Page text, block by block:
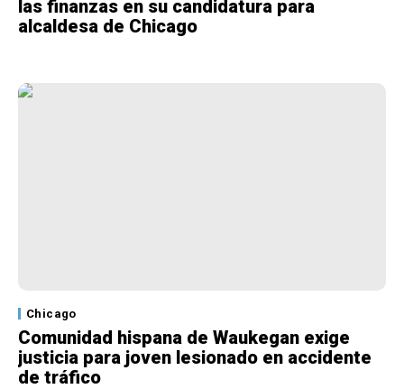
las finanzas en su candidatura para
alcaldesa de Chicago
Chicago
Comunidad hispana de Waukegan exige
justicia para joven lesionado en accidente
de tráfico